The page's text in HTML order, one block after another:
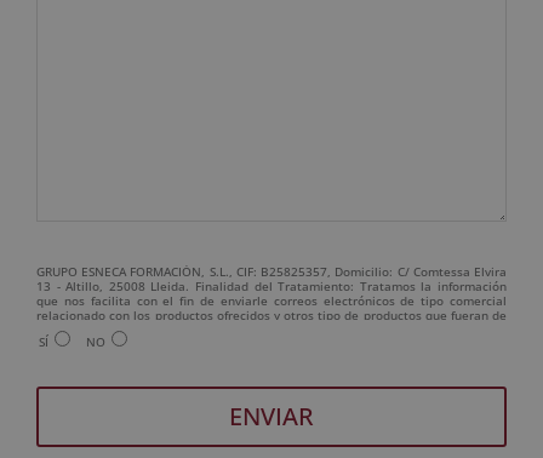
GRUPO ESNECA FORMACIÓN, S.L., CIF: B25825357, Domicilio: C/ Comtessa Elvira
13 - Altillo, 25008 Lleida. Finalidad del Tratamiento: Tratamos la información
que nos facilita con el fin de enviarle correos electrónicos de tipo comercial
relacionado con los productos ofrecidos y otros tipo de productos que fueran de
su interés. Legitimación del tratamiento: Consentimiento del interesado.
Derechos: Puede ejercitar sus derechos identificándose suficientemente,
telefónica y/o email):
SÍ NO